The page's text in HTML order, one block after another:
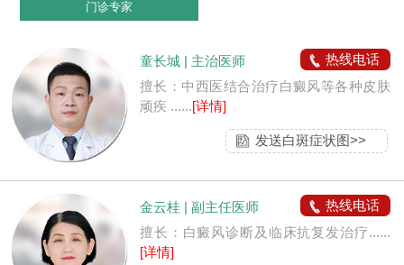
门诊专家
童长城 | 主治医师
热线电话
擅长：中西医结合治疗白癜风等各种皮肤
顽疾 ......[详情]
发送白斑症状图>>
金云桂 | 副主任医师
热线电话
擅长：白癜风诊断及临床抗复发治疗......
[详情]